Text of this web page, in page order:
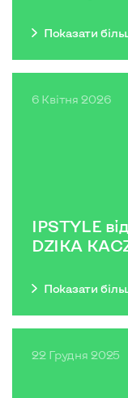
Показати
6 Квітня 2026
IPSTYLE
DZIKA
Показати
22 Грудня 2025